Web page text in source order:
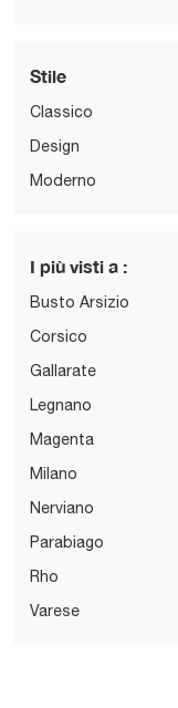
Stile
Classico
Design
Moderno
I più visti a :
Busto Arsizio
Corsico
Gallarate
Legnano
Magenta
Milano
Nerviano
Parabiago
Rho
Varese